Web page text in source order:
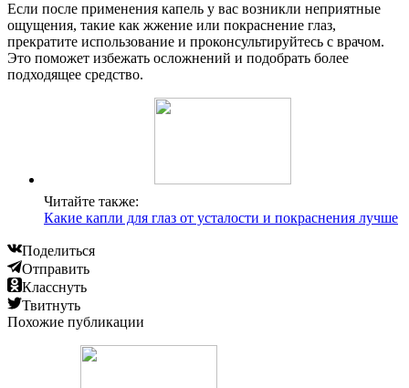
Если после применения капель у вас возникли неприятные
ощущения, такие как жжение или покраснение глаз,
прекратите использование и проконсультируйтесь с врачом.
Это поможет избежать осложнений и подобрать более
подходящее средство.
Читайте также:
Какие капли для глаз от усталости и покраснения лучше
Поделиться
Отправить
Класснуть
Твитнуть
Похожие публикации